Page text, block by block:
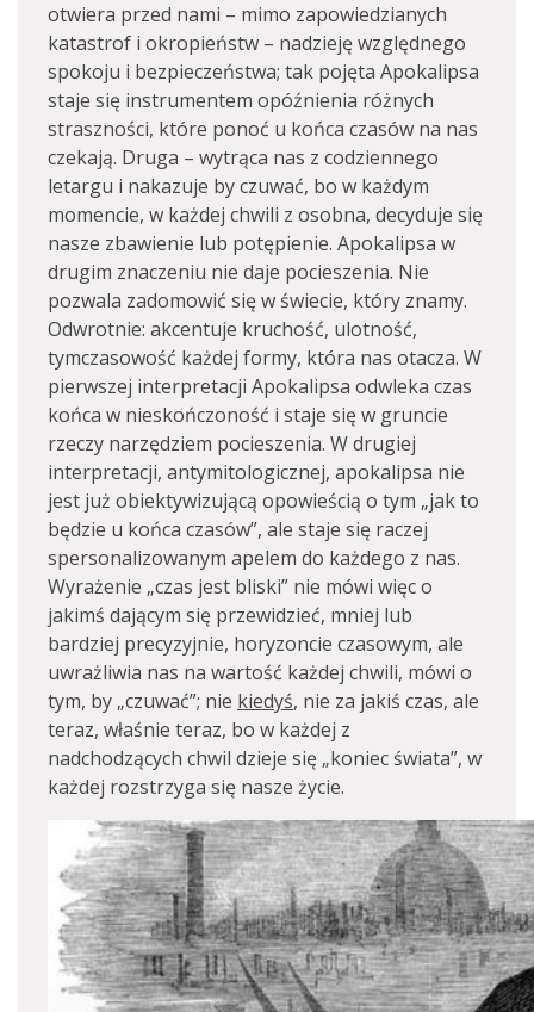
otwiera przed nami – mimo zapowiedzianych
katastrof i okropieństw – nadzieję względnego
spokoju i bezpieczeństwa; tak pojęta Apokalipsa
staje się instrumentem opóźnienia różnych
straszności, które ponoć u końca czasów na nas
czekają. Druga – wytrąca nas z codziennego
letargu i nakazuje by czuwać, bo w każdym
momencie, w każdej chwili z osobna, decyduje się
nasze zbawienie lub potępienie. Apokalipsa w
drugim znaczeniu nie daje pocieszenia. Nie
pozwala zadomowić się w świecie, który znamy.
Odwrotnie: akcentuje kruchość, ulotność,
tymczasowość każdej formy, która nas otacza. W
pierwszej interpretacji Apokalipsa odwleka czas
końca w nieskończoność i staje się w gruncie
rzeczy narzędziem pocieszenia. W drugiej
interpretacji, antymitologicznej, apokalipsa nie
jest już obiektywizującą opowieścią o tym „jak to
będzie u końca czasów”, ale staje się raczej
spersonalizowanym apelem do każdego z nas.
Wyrażenie „czas jest bliski” nie mówi więc o
jakimś dającym się przewidzieć, mniej lub
bardziej precyzyjnie, horyzoncie czasowym, ale
uwrażliwia nas na wartość każdej chwili, mówi o
tym, by „czuwać”; nie kiedyś, nie za jakiś czas, ale
teraz, właśnie teraz, bo w każdej z
nadchodzących chwil dzieje się „koniec świata”, w
każdej rozstrzyga się nasze życie.